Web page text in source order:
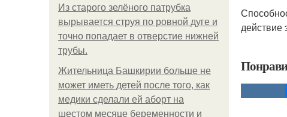
Из старого зелёного патрубка
вырывается струя по ровной дуге и
точно попадает в отверстие нижней
трубы.
Жительница Башкирии больше не
может иметь детей после того, как
медики сделали ей аборт на
шестом месяце беременности и
действие